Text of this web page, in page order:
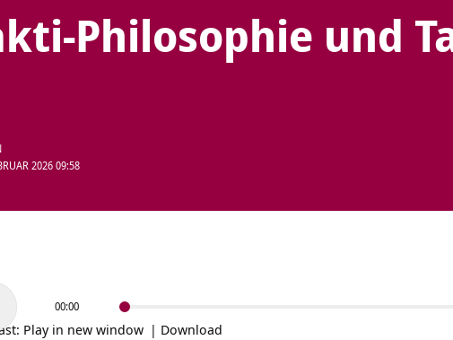
Philosophie und
2026 09:58
00:00
Play in new window | Download